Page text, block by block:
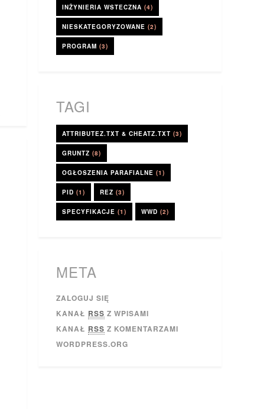
INŻYNIERIA WSTECZNA (4)
NIESKATEGORYZOWANE (2)
PROGRAM (3)
TAGI
ATTRIBUTEZ.TXT & CHEATZ.TXT (3)
GRUNTZ (8)
OGŁOSZENIA PARAFIALNE (1)
PID (1) REZ (3)
SPECYFIKACJE (1) WWD (2)
META
ZALOGUJ SIĘ
KANAŁ RSS Z WPISAMI
KANAŁ RSS Z KOMENTARZAMI
WORDPRESS.ORG